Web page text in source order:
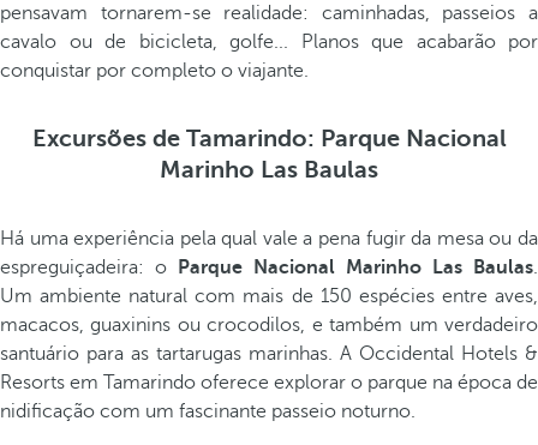
pensavam tornarem-se realidade: caminhadas, passeios a
cavalo ou de bicicleta, golfe... Planos que acabarão por
conquistar por completo o viajante.
Excursões de Tamarindo: Parque Nacional
Marinho Las Baulas
Há uma experiência pela qual vale a pena fugir da mesa ou da
espreguiçadeira: o
Parque Nacional Marinho Las Baulas.
Um ambiente natural com mais de 150 espécies entre aves,
macacos, guaxinins ou crocodilos, e também um verdadeiro
santuário para as tartarugas marinhas. A Occidental Hotels &
Resorts em Tamarindo oferece explorar o parque na época de
nidificação com um fascinante passeio noturno.